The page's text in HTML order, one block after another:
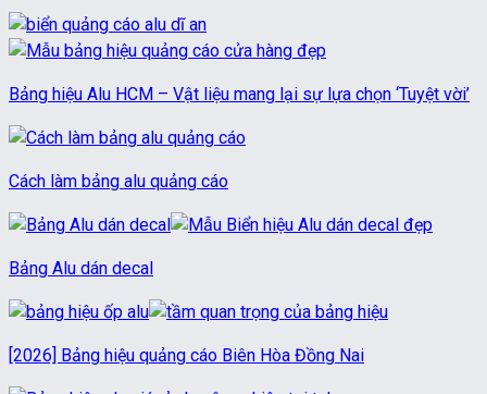
Bảng hiệu Alu HCM – Vật liệu mang lại sự lựa chọn ‘Tuyệt vời’
Cách làm bảng alu quảng cáo
Bảng Alu dán decal
[2026] Bảng hiệu quảng cáo Biên Hòa Đồng Nai